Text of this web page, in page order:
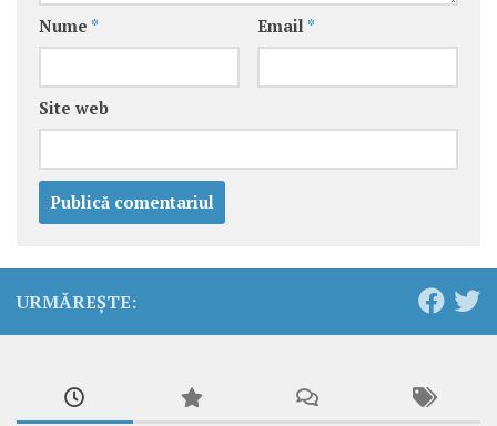
Nume * Email *
Site web
URMĂREȘTE: